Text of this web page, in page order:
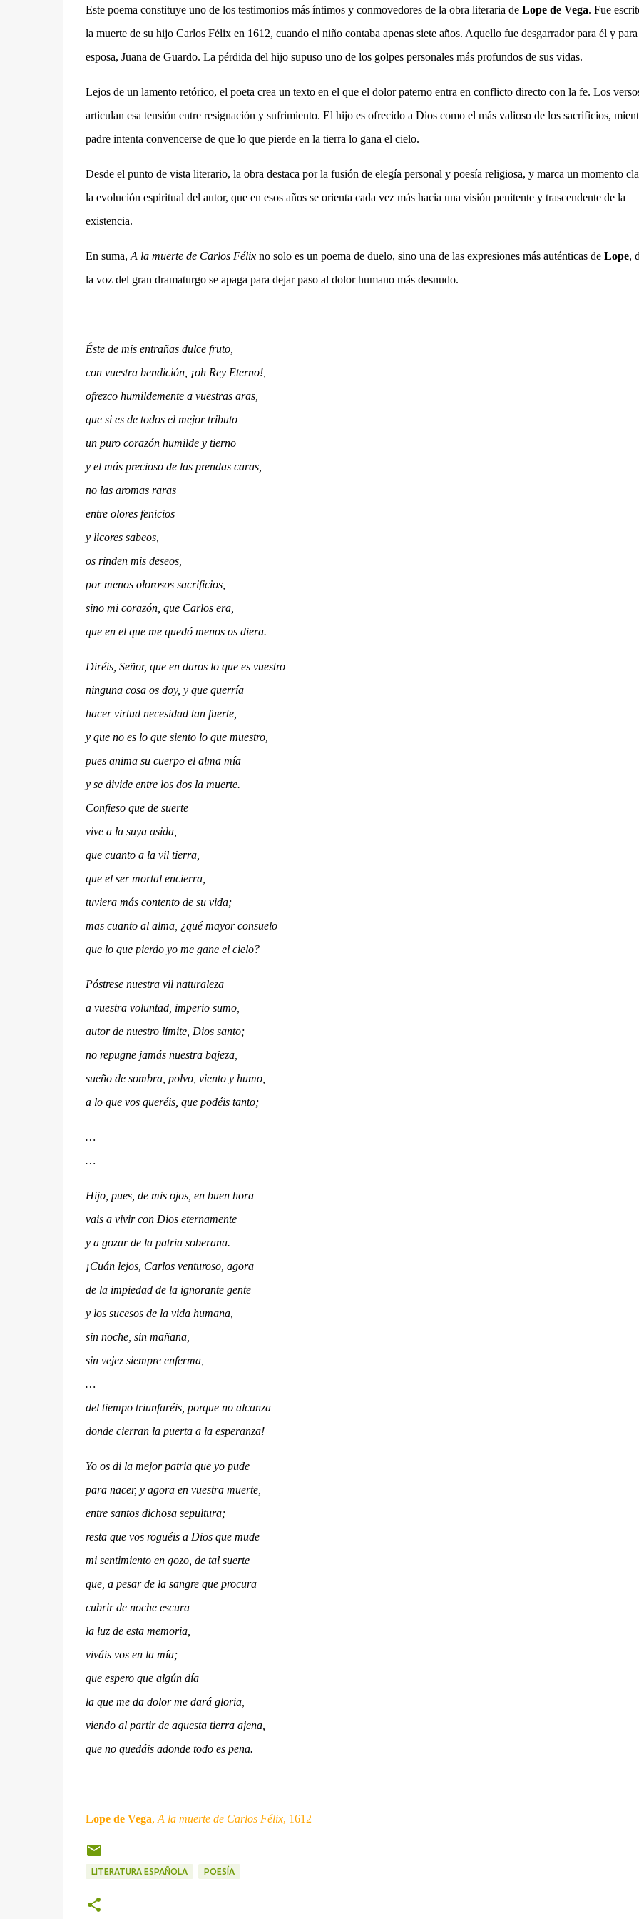
Este poema constituye uno de los testimonios más íntimos y conmovedores de la obra literaria deLope de Vega. Fue
la muerte de su hijo Carlos Félix en 1612, cuando el niño contaba apenas siete años. Aquello fue desgarrador para él y para
esposa, Juana de Guardo. La pérdida del hijo supuso uno de los golpes personales más profundos de sus vidas.
Lejos de un lamento retórico, el poeta crea un texto en el que el dolor paterno entra en conflicto directo con la fe. Los
articulan esa tensión entre resignación y sufrimiento. El hijo es ofrecido a Dios como el más valioso de los sacrificios,
padre intenta convencerse de que lo que pierde en la tierra lo gana el cielo.
Desde el punto de vista literario, la obra destaca por la fusión de elegía personal y poesía religiosa, y marca un momento
la evolución espiritual del autor, que en esos años se orienta cada vez más hacia una visión penitente y trascendente de la
existencia.
En suma, A la muerte de Carlos Félixno solo es un poema de duelo, sino una de las expresiones más auténticas de Lope,
la voz del gran dramaturgo se apaga para dejar paso al dolor humano más desnudo.
Éste de mis entrañas dulce fruto,
con vuestra bendición, ¡oh Rey Eterno!,
ofrezco humildemente a vuestras aras,
que si es de todos el mejor tributo
un puro corazón humilde y tierno
y el más precioso de las prendas caras,
no las aromas raras
entre olores fenicios
y licores sabeos,
os rinden mis deseos,
por menos olorosos sacrificios,
sino mi corazón, que Carlos era,
que en el que me quedó menos os diera.
Diréis, Señor, que en daros lo que es vuestro
ninguna cosa os doy, y que querría
hacer virtud necesidad tan fuerte,
y que no es lo que siento lo que muestro,
pues anima su cuerpo el alma mía
y se divide entre los dos la muerte.
Confieso que de suerte
vive a la suya asida,
que cuanto a la vil tierra,
que el ser mortal encierra,
tuviera más contento de su vida;
mas cuanto al alma, ¿qué mayor consuelo
que lo que pierdo yo me gane el cielo?
Póstrese nuestra vil naturaleza
a vuestra voluntad, imperio sumo,
autor de nuestro límite, Dios santo;
no repugne jamás nuestra bajeza,
sueño de sombra, polvo, viento y humo,
a lo que vos queréis, que podéis tanto;
…
…
Hijo, pues, de mis ojos, en buen hora
vais a vivir con Dios eternamente
y a gozar de la patria soberana.
¡Cuán lejos, Carlos venturoso, agora
de la impiedad de la ignorante gente
y los sucesos de la vida humana,
sin noche, sin mañana,
sin vejez siempre enferma,
…
del tiempo triunfaréis, porque no alcanza
donde cierran la puerta a la esperanza!
Yo os di la mejor patria que yo pude
para nacer, y agora en vuestra muerte,
entre santos dichosa sepultura;
resta que vos roguéis a Dios que mude
mi sentimiento en gozo, de tal suerte
que, a pesar de la sangre que procura
cubrir de noche escura
la luz de esta memoria,
viváis vos en la mía;
que espero que algún día
la que me da dolor me dará gloria,
viendo al partir de aquesta tierra ajena,
que no quedáis adonde todo es pena.
Lope de Vega, A la muerte de Carlos Félix, 1612
LITERATURA ESPAÑOLA POESÍA